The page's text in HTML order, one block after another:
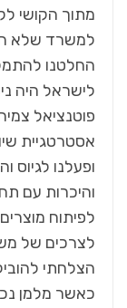
מתוך הקושי
למשרד שלא
החלטנו
פוטנציאל
אסטרטגיית
ופעלנו לגיוס
והיכרות עם
לפיתוח
לצרכים של
הצלחתי
כאשר מלמן